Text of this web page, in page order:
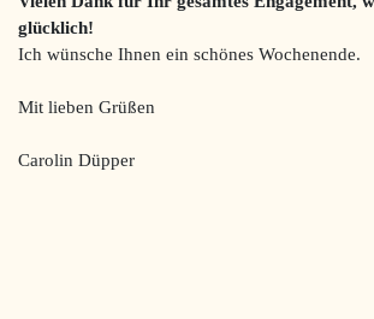
glücklich!
Ich wünsche Ihnen ein schönes Wochenende.
Mit lieben Grüßen
Carolin Düpper